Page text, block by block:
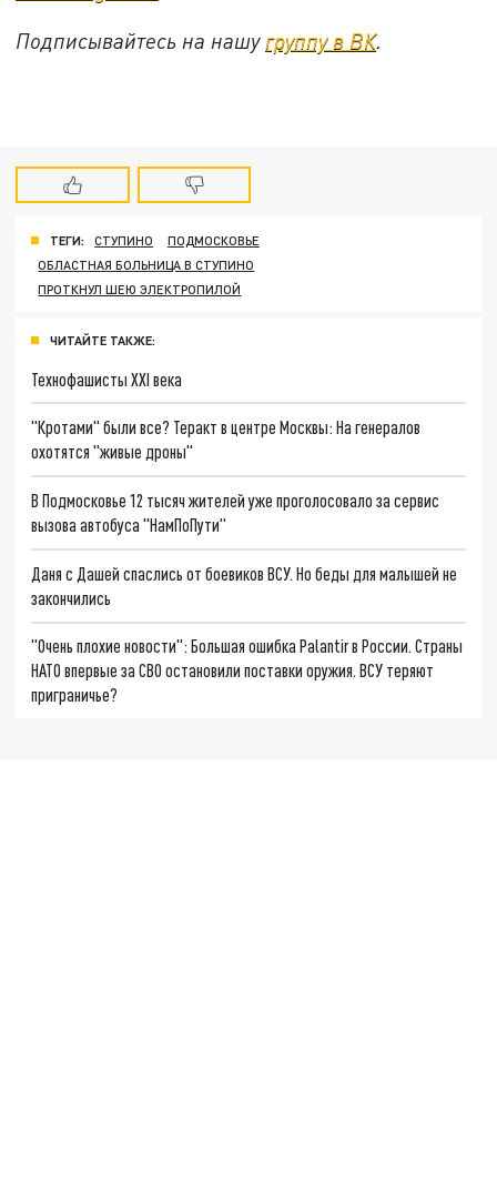
Подписывайтесь на нашу группу в ВК.
ТЕГИ: СТУПИНО
ПОДМОСКОВЬЕ
ОБЛАСТНАЯ БОЛЬНИЦА В СТУПИНО
ПРОТКНУЛ ШЕЮ ЭЛЕКТРОПИЛОЙ
ЧИТАЙТЕ ТАКЖЕ:
Технофашисты XXI века
"Кротами" были все? Теракт в центре Москвы: На генералов
охотятся "живые дроны"
В Подмосковье 12 тысяч жителей уже проголосовало за сервис
вызова автобуса "НамПоПути"
Даня с Дашей спаслись от боевиков ВСУ. Но беды для малышей не
закончились
"Очень плохие новости": Большая ошибка Palantir в России. Страны
НАТО впервые за СВО остановили поставки оружия. ВСУ теряют
приграничье?